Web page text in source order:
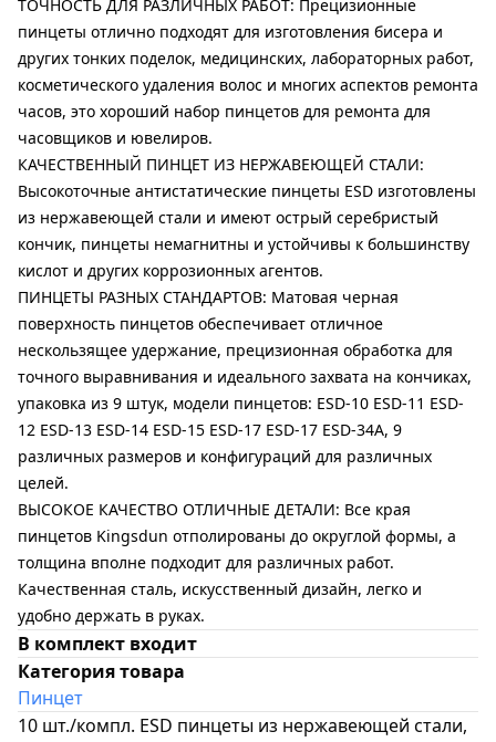
ТОЧНОСТЬ ДЛЯ РАЗЛИЧНЫХ РАБОТ: Прецизионные
пинцеты отлично подходят для изготовления бисера и
других тонких поделок, медицинских, лабораторных работ,
косметического удаления волос и многих аспектов ремонта
часов, это хороший набор пинцетов для ремонта для
часовщиков и ювелиров.
КАЧЕСТВЕННЫЙ ПИНЦЕТ ИЗ НЕРЖАВЕЮЩЕЙ СТАЛИ:
Высокоточные антистатические пинцеты ESD изготовлены
из нержавеющей стали и имеют острый серебристый
кончик, пинцеты немагнитны и устойчивы к большинству
кислот и других коррозионных агентов.
ПИНЦЕТЫ РАЗНЫХ СТАНДАРТОВ: Матовая черная
поверхность пинцетов обеспечивает отличное
нескользящее удержание, прецизионная обработка для
точного выравнивания и идеального захвата на кончиках,
упаковка из 9 штук, модели пинцетов: ESD-10 ESD-11 ESD-
12 ESD-13 ESD-14 ESD-15 ESD-17 ESD-17 ESD-34A, 9
различных размеров и конфигураций для различных
целей.
ВЫСОКОЕ КАЧЕСТВО ОТЛИЧНЫЕ ДЕТАЛИ: Все края
пинцетов Kingsdun отполированы до округлой формы, а
толщина вполне подходит для различных работ.
Качественная сталь, искусственный дизайн, легко и
удобно держать в руках.
В комплект входит
Категория товара
Пинцет
10 шт./компл. ESD пинцеты из нержавеющей стали,